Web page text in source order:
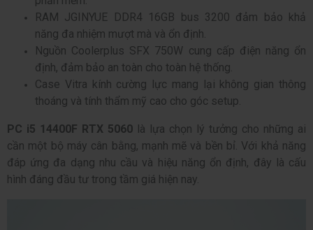
RAM JGINYUE DDR4 16GB bus 3200 đảm bảo khả
năng đa nhiệm mượt mà và ổn định.
Nguồn Coolerplus SFX 750W cung cấp điện năng ổn
định, đảm bảo an toàn cho toàn hệ thống.
Case Vitra kính cường lực mang lại không gian thông
thoáng và tính thẩm mỹ cao cho góc setup.
PC i5 14400F RTX 5060 là lựa chọn lý tưởng cho những ai
cần một bộ máy cân bằng, mạnh mẽ và bền bỉ. Với khả năng
đáp ứng đa dạng nhu cầu và hiệu năng ổn định, đây là cấu
hình đáng đầu tư trong tầm giá hiện nay.